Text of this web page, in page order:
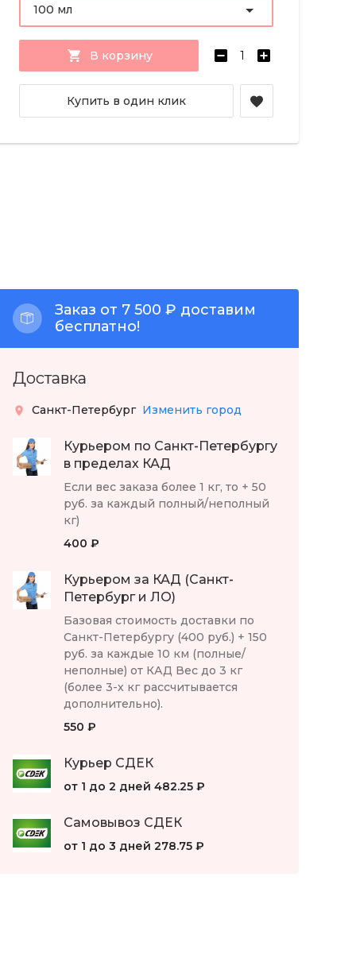
100 мл
В корзину
Купить в один клик
Заказ от 7 500 ₽ доставим
бесплатно!
Доставка
Санкт-Петербург Изменить город
Курьером по Санкт-Петербургу
в пределах КАД
Если вес заказа более 1 кг, то + 50
руб. за каждый полный/неполный
кг)
400 ₽
Курьером за КАД (Санкт-
Петербург и ЛО)
Базовая стоимость доставки по
Санкт-Петербургу (400 руб.) + 150
руб. за каждые 10 км (полные/
неполные) от КАД Вес до 3 кг
(более 3-х кг рассчитывается
дополнительно).
550 ₽
Курьер СДЕК
от 1 до 2 дней 482.25 ₽
Самовывоз СДЕК
от 1 до 3 дней 278.75 ₽